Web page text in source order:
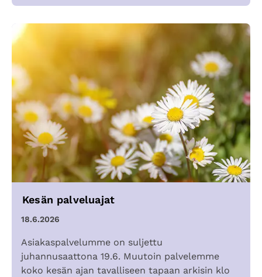
Kesän palveluajat
18.6.2026
Asiakaspalvelumme on suljettu
juhannusaattona 19.6. Muutoin palvelemme
koko kesän ajan tavalliseen tapaan arkisin klo